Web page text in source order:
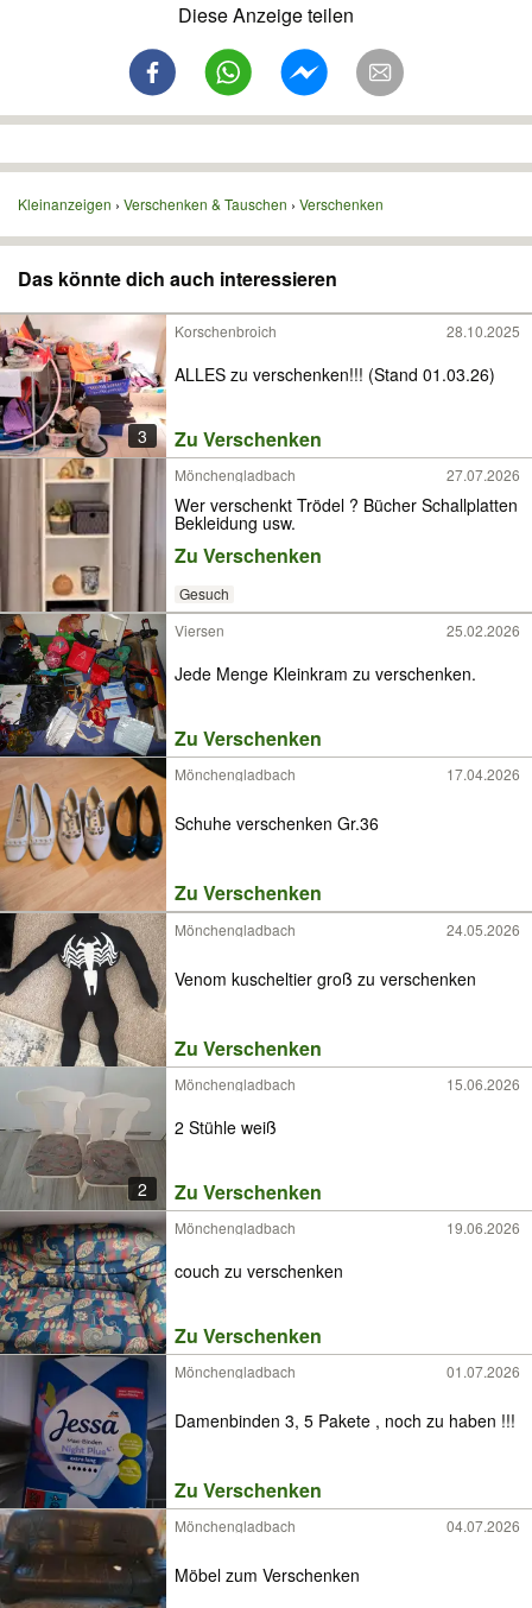
Diese Anzeige teilen
Kleinanzeigen Verschenken & Tauschen Verschenken
Das könnte dich auch interessieren
3
Korschenbroich 28.10.2025
ALLES zu verschenken!!! (Stand 01.03.26)
Zu Verschenken
Mönchengladbach 27.07.2026
Wer verschenkt Trödel ? Bücher Schallplatten
Bekleidung usw.
Zu Verschenken
Gesuch
Viersen
25.02.2026
Jede Menge Kleinkram zu verschenken.
Zu Verschenken
Mönchengladbach 17.04.2026
Schuhe verschenken Gr.36
Zu Verschenken
Mönchengladbach 24.05.2026
Venom kuscheltier groß zu verschenken
Zu Verschenken
2
Mönchengladbach 15.06.2026
2 Stühle weiß
Zu Verschenken
Mönchengladbach 19.06.2026
couch zu verschenken
Zu Verschenken
Mönchengladbach 01.07.2026
Damenbinden 3, 5 Pakete , noch zu haben !!!
Zu Verschenken
Mönchengladbach 04.07.2026
Möbel zum Verschenken